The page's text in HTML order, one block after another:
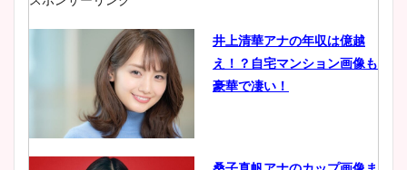
井上清華アナの年収は億越
え！？自宅マンション画像も
豪華で凄い！